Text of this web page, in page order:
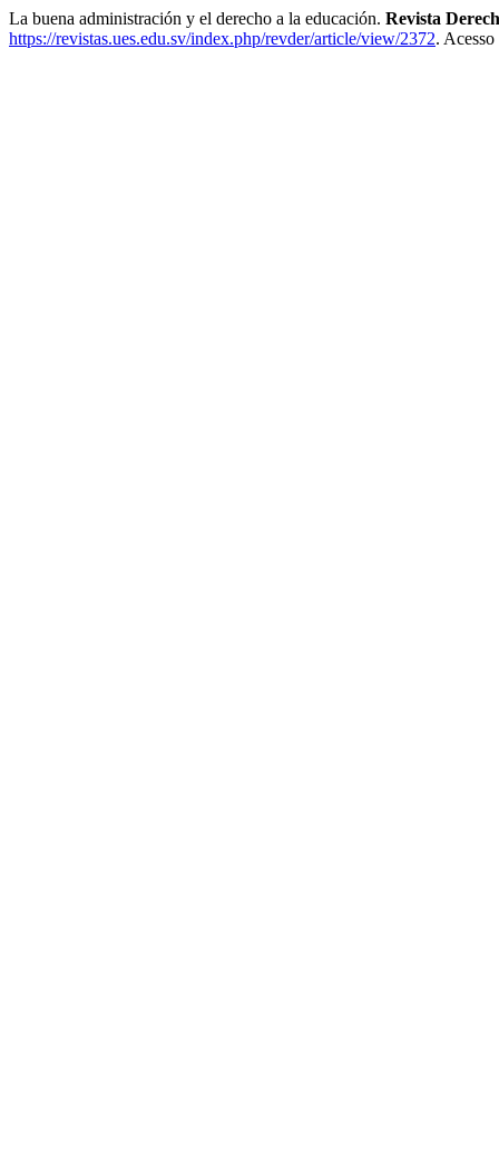
La buena administración y el derecho a la educación. Revista
https://revistas.ues.edu.sv/index.php/revder/article/view/2372.